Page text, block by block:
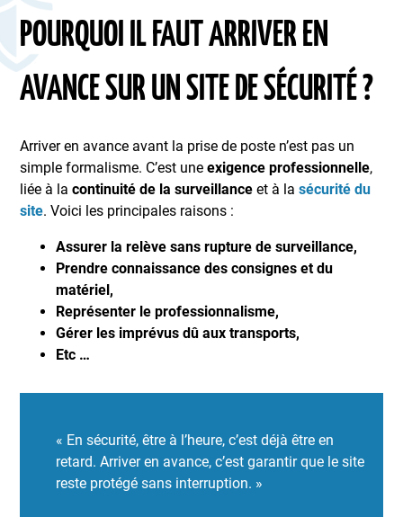
POURQUOI IL FAUT ARRIVER EN
AVANCE SUR UN SITE DE SÉCURITÉ ?
Arriver en avance avant la prise de poste n’est pas un
simple formalisme. C’est une exigence professionnelle,
liée à la continuité de la surveillance et à lasécurité du
site. Voici les principales raisons :
Assurer la relève sans rupture de surveillance,
Prendre connaissance des consignes et du
matériel,
Représenter le professionnalisme,
Gérer les imprévus dû aux transports,
Etc …
« En sécurité, être à l’heure, c’est déjà être en
retard. Arriver en avance, c’est garantir que le site
reste protégé sans interruption. »